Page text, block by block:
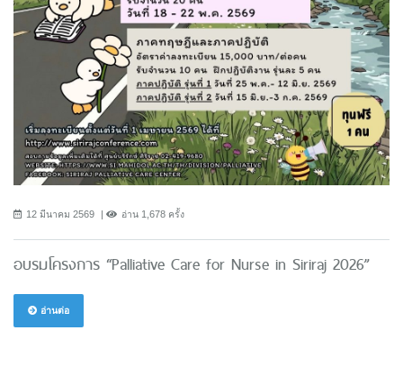
12 มีนาคม 2569 อ่าน 1,678 ครั้ง
อบรมโครงการ “Palliative Care for Nurse in Siriraj 2026”
อ่านต่อ